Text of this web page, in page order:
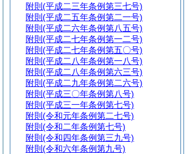
附則 (平成二三年条例第三七号)
附則 (平成二五年条例第二一号)
附則 (平成二六年条例第八五号)
附則 (平成二七年条例第一二号)
附則 (平成二七年条例第五〇号)
附則 (平成二八年条例第一八号)
附則 (平成二八年条例第六三号)
附則 (平成二九年条例第二六号)
附則 (平成三〇年条例第八号)
附則 (平成三一年条例第七号)
附則 (令和元年条例第二七号)
附則 (令和二年条例第七号)
附則 (令和四年条例第三九号)
附則 (令和六年条例第九号)